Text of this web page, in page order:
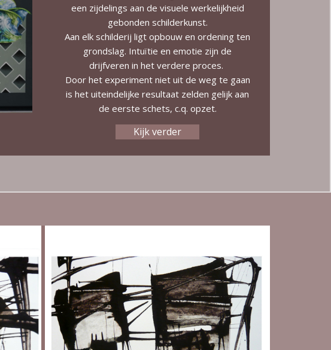
een zijdelings aan de visuele werkelijkheid
gebonden schilderkunst.
Aan elk schilderij ligt opbouw en ordening ten
grondslag. Intuïtie en emotie zijn de
drijfveren in het verdere proces.
Door het experiment niet uit de weg te gaan
is het uiteindelijke resultaat zelden gelijk aan
de eerste schets, c.q. opzet.
Kijk verder